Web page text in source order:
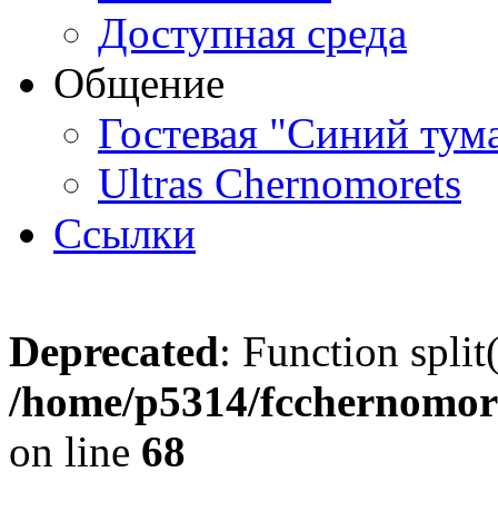
Доступная среда
Общение
Гостевая "Синий
Ultras Chernomorets
Ссылки
Deprecated: Function
/home/p5314/
on line 68